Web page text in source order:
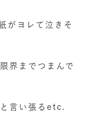
がヨレて泣きそ
界までつまんで
言い張るetc.